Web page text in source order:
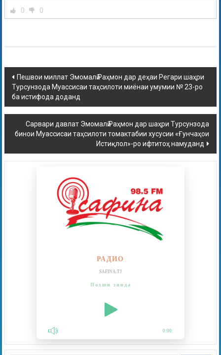
0 0
Пешвои миллат Эмомалӣ Раҳмон дар деҳаи Регари шаҳри
Турсунзода Муассисаи таҳсилоти миёнаи умумии № 23-ро
ба истифода доданд
Сарвари давлат Эмомалӣ Раҳмон дар шаҳри Турсунзода
бинои Муассисаи таҳсилоти томактабии хусусии «Ғунчаҳои
Истиқлол»-ро ифтитоҳ намуданд
РАДИО
SAFINA.TJ
Пахши зинда
0:00